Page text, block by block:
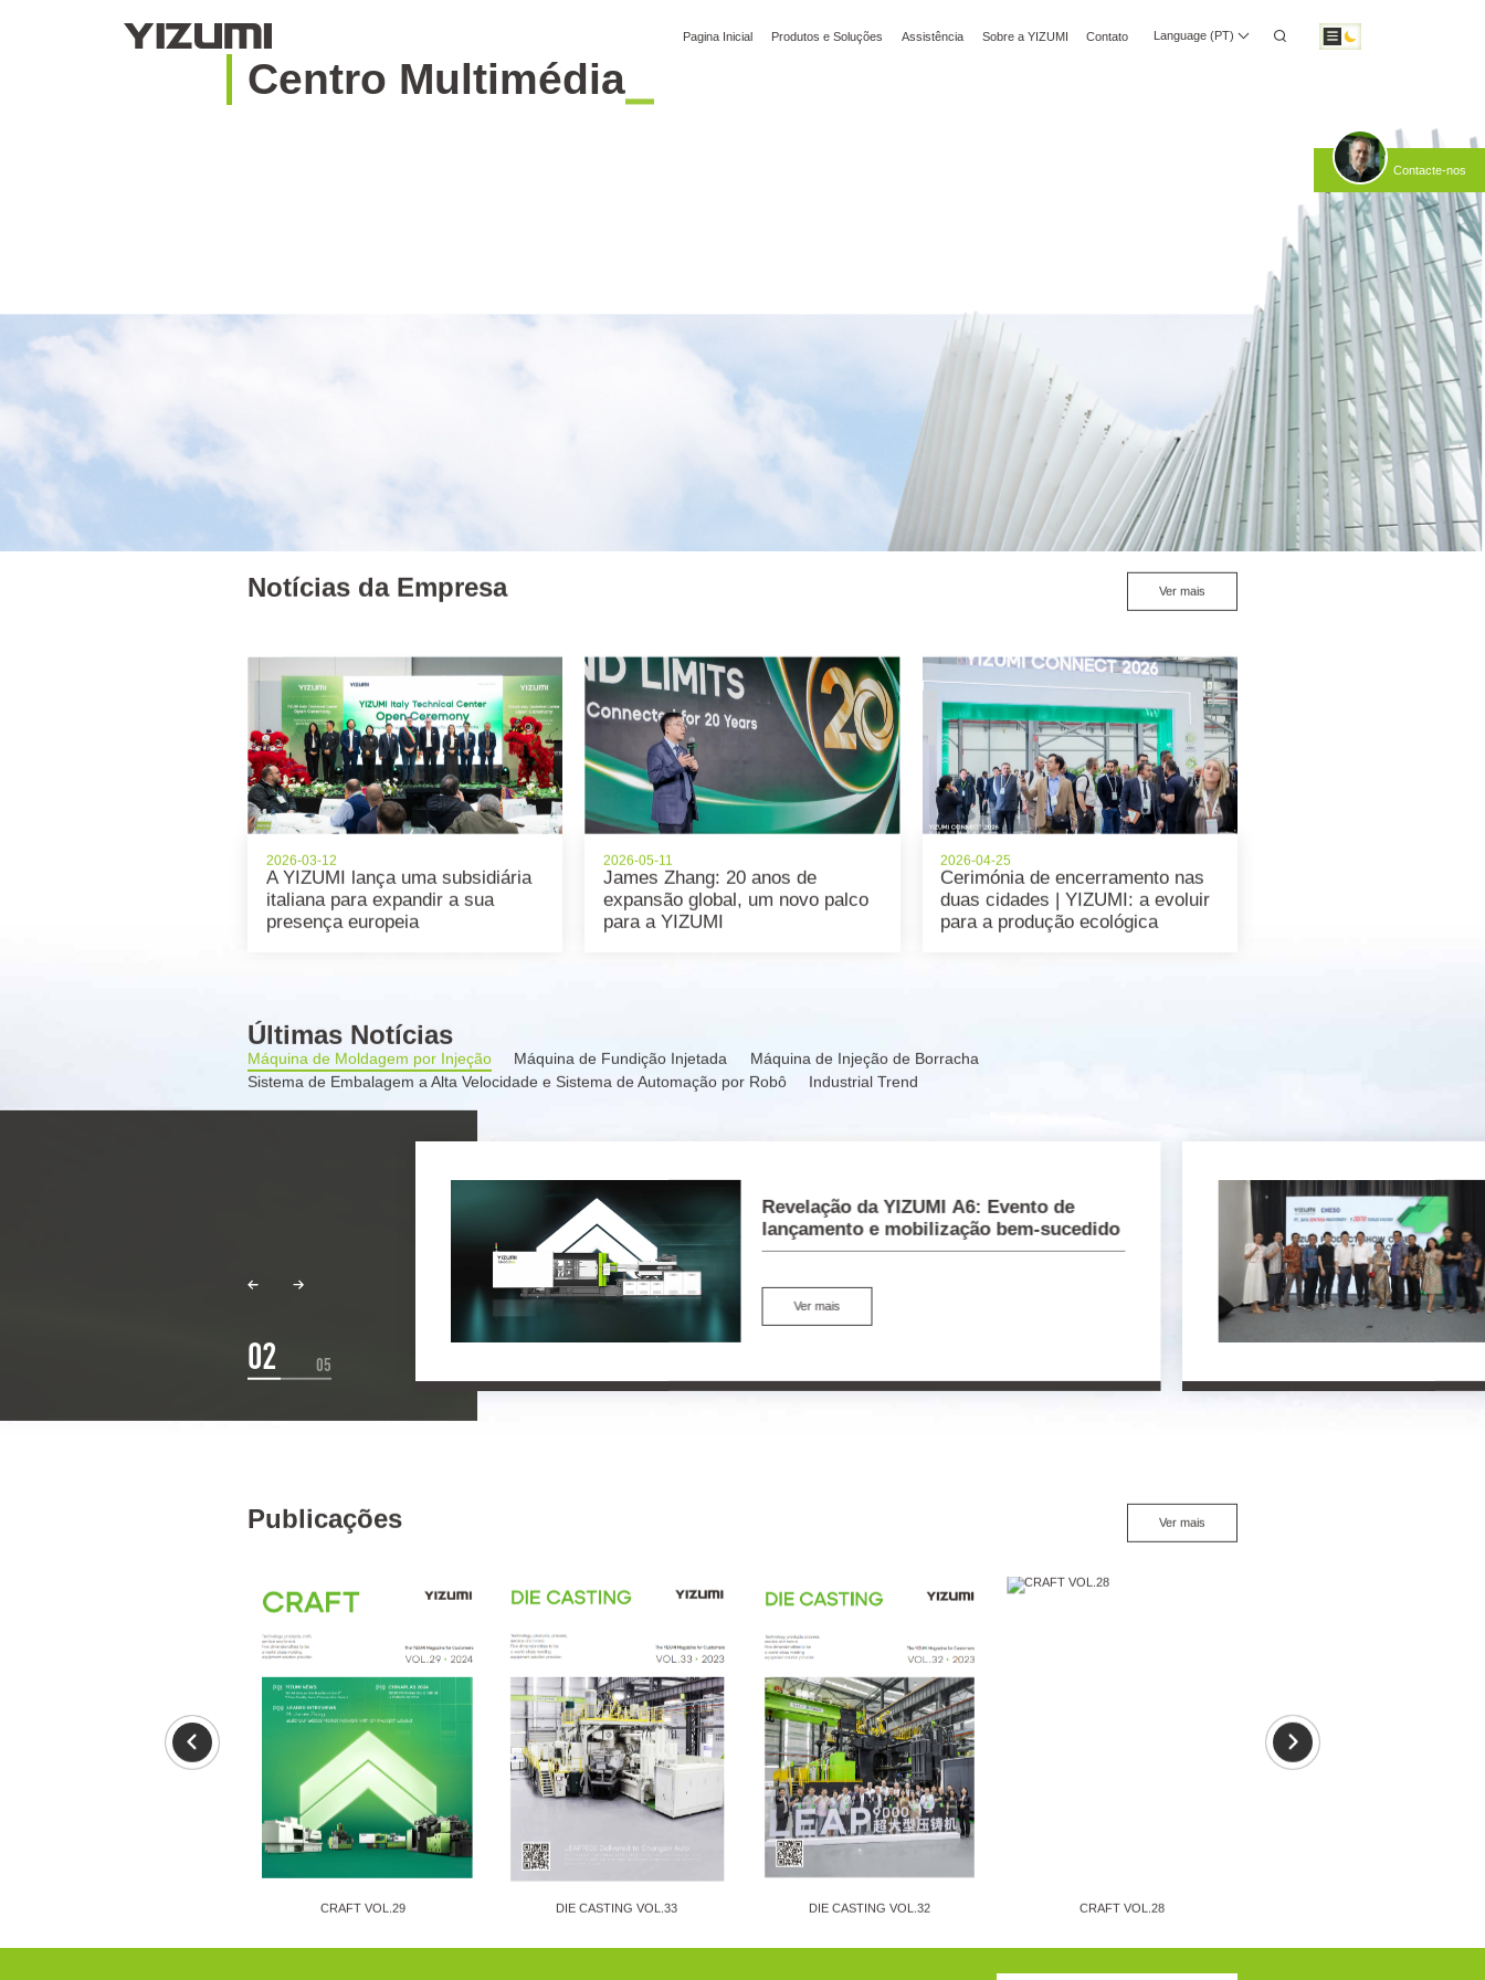
Pagina Inicial Produtos e Soluções Assistência Sobre a YIZUMI Contato Language (PT)
YIZUMI 4.0 YIZUMI Global Sabedoria Global YIZUMI Green
Centro Mu timédia
Notícias da Empresa Ver mais
2026-03-12
A YIZUMI lança uma subsidiária
italiana para expandir a sua
presença europeia
2026-05-11
James Zhang: 20 anos de
expansão global, um novo palco
para a YIZUMI
2026-04-25
Cerimónia de encerramento nas
duas cidades | YIZUMI: a evoluir
para a produção ecológica
Últimas Notícias
Máquina de Moldagem por Injeção Máquina de Fundição Injetada
Máquina de Injeção de Borracha
Sistema de Embalagem a Alta Velocidade e Sistema de Automação por Robô
Industrial Trend
02 05
Revelação da YIZUMI A6: Evento de
lançamento e mobilização bem-sucedido
Ver mais
Publicações Ver mais
CRAFT VOL.29 DIE CASTING VOL.33 DIE CASTING VOL.32 CRAFT VOL.28
Contacte-nos